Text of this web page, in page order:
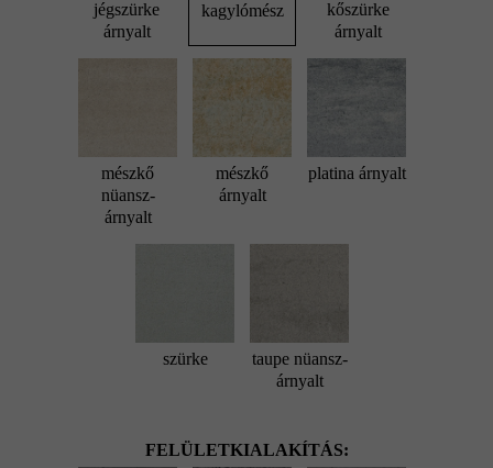
jégszürke
árnyalt
kagylómész
kőszürke
árnyalt
mészkő
nüansz-
árnyalt
mészkő
árnyalt
platina árnyalt
szürke
taupe nüansz-
árnyalt
FELÜLETKIALAKÍTÁS: